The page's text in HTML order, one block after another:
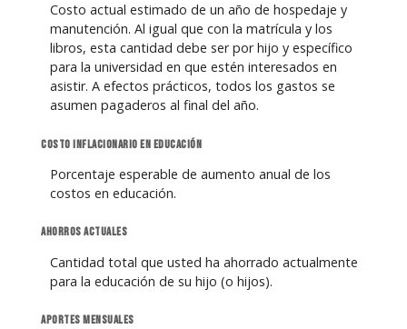
Costo actual estimado de un año de hospedaje y
manutención. Al igual que con la matrícula y los
libros, esta cantidad debe ser por hijo y específico
para la universidad en que estén interesados en
asistir. A efectos prácticos, todos los gastos se
asumen pagaderos al final del año.
Costo inflacionario en educación
Porcentaje esperable de aumento anual de los
costos en educación.
Ahorros actuales
Cantidad total que usted ha ahorrado actualmente
para la educación de su hijo (o hijos).
Aportes mensuales